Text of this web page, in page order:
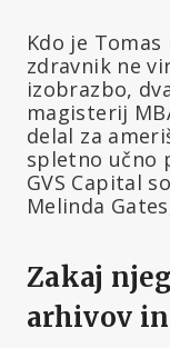
Kdo je
zdravnik ne
izobrazbo,
magisterij
delal za
spletno učno
GVS Capital
Melinda
Zakaj
arhivov